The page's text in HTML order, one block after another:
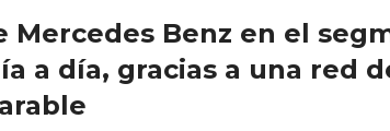
Mercedes Benz en el
a día, gracias a una red